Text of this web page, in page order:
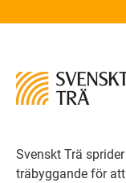
Svenskt Trä
träbyggande för